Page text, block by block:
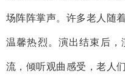
场阵阵掌声。许多老人随
温馨热烈。演出结束后，
流，倾听观曲感受，老人